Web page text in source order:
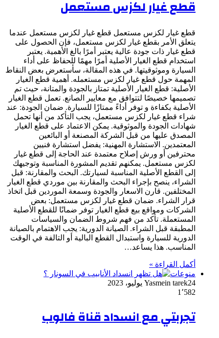
قطع غيار لكزس مستعمل
قطع غيار لكزس مستعمل قطع غيار لكزس مستعمل عندما
يتعلق الأمر بقطع غيار لكزس مستعمل، فإن الحصول على
قطع غيار ذات جودة عالية يعتبر أمرًا بالغ الأهمية. يعتبر
استخدام قطع الغيار الأصلية أمرًا مهمًا للحفاظ على أداء
السيارة وموثوقيتها. في هذه المقالة، سأستعرض بعض النقاط
المهمة حول قطع غيار لكزس مستعمله. أهمية قطع الغيار
الأصلية: قطع الغيار الأصلية تمتاز بالجودة والمتانة، حيث تم
تصميمها خصيصًا لتتوافق مع معايير الصانع. تعمل قطع الغيار
الأصلية بكفاءة و توفر أداءً ممتازًا للسيارة. ضمان الجودة: عند
شراء قطع غيار لكزس مستعمل، يجب التأكد من أنها تحمل
شهادات الجودة والموثوقية. يمكن الاعتماد على قطع الغيار
المصدق عليها من قبل الشركة المصنعة أو البائعين
المعتمدين. الاستشارة المهنية: يفضل استشارة فنيين
محترفين أو ورش إصلاح معتمدة عند الحاجة إلى قطع غيار
لكزس مستعمل. يمكنهم تقديم المشورة المناسبة وتوجيهك
إلى القطع الأصلية المناسبة لسيارتك. البحث والمقارنة: قبل
الشراء، ينصح بإجراء البحث والمقارنة بين موردي قطع الغيار
المختلفين. قارن الاسعار والجودة وسمعة الموردين قبل اتخاذ
قرار الشراء. ضمان قطع غيار لكزس مستعمل: بعض
الشركات ومواقع بيع قطع الغيار توفر ضمانًا للقطع الأصلية
المستعملة. تأكد من فهم شروط الضمان والسياسات
المطبقة قبل الشراء. الصيانة الدورية: يجب الاهتمام بالصيانة
الدورية للسيارة واستبدال القطع البالية أو التالفة في الوقت
المناسب. هذا يساعد…
أكمل القراءة »
منوعات
Yasmein tarek24 يوليو، 2023
1٬582
تجربتي مع انسداد قناة فالوب